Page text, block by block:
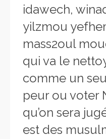
idawech,
yilzmou
mass2oul
qui va le
comme un
peur ou voter
qu’on sera
est des